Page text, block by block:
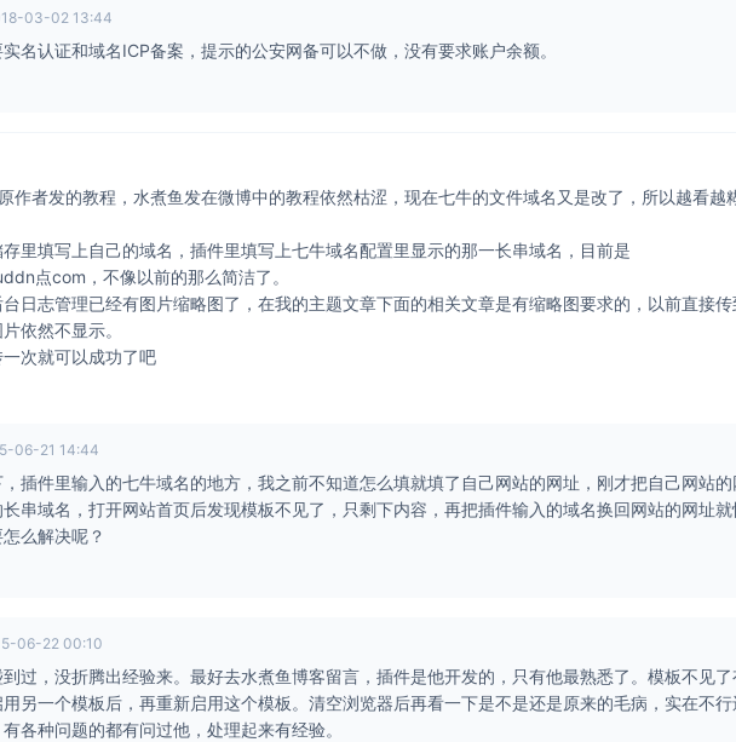
03-02 13:44
名认证和域名ICP备案，提示的公安网备可以不做，没有要求账户余额。
作者发的教程，水煮鱼发在微博中的教程依然枯涩，现在七牛的文件域名又是改了，所以越看越
里填写上自己的域名，插件里填写上七牛域名配置里显示的那一长串域名，目前是
点com，不像以前的那么简洁了。
日志管理已经有图片缩略图了，在我的主题文章下面的相关文章是有缩略图要求的，以前直接
依然不显示。
次就可以成功了吧
06-21 14:44
插件里输入的七牛域名的地方，我之前不知道怎么填就填了自己网站的网址，刚才把自己网站的
串域名，打开网站首页后发现模板不见了，只剩下内容，再把插件输入的域名换回网站的网址就
么解决呢？
06-22 00:10
过，没折腾出经验来。最好去水煮鱼博客留言，插件是他开发的，只有他最熟悉了。模板不见了
另一个模板后，再重新启用这个模板。清空浏览器后再看一下是不是还是原来的毛病，实在不行
各种问题的都有问过他，处理起来有经验。